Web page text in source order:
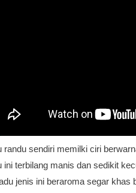
randu sendiri memilki ciri
ini terbilang manis dan sedikit
jenis ini beraroma segar khas